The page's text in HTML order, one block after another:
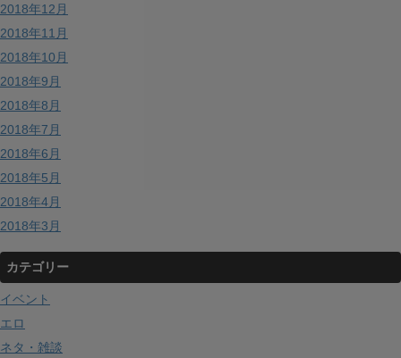
2018年12月
2018年11月
2018年10月
2018年9月
2018年8月
2018年7月
2018年6月
2018年5月
2018年4月
2018年3月
カテゴリー
イベント
エロ
ネタ・雑談